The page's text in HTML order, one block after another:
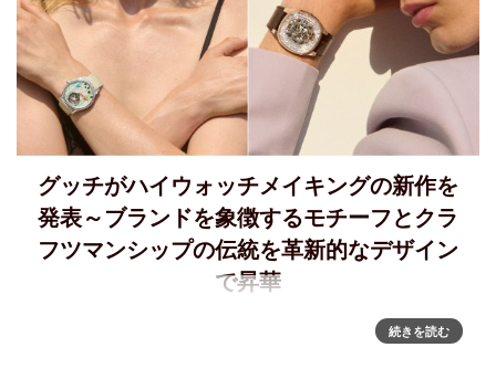
グッチがハイウォッチメイキングの新作を
発表～ブランドを象徴するモチーフとクラ
フツマンシップの伝統を革新的なデザイン
で昇華
ブランドを象徴するモチーフとクラフツマンシップの伝統
を、革新的なデザインで昇華したハイウォッチメイキングの
続きを読む